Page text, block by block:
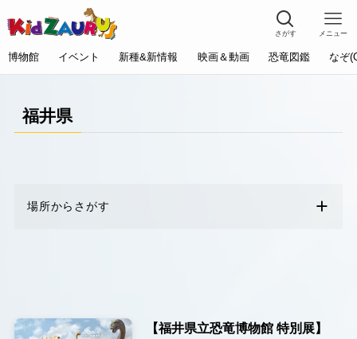
さがす メニュー
博物館 イベント 新種&新情報 映画＆動画 恐竜図鑑 なぞ
福井県
場所からさがす
【福井県立恐竜博物館 特別展】